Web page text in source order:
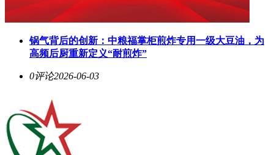
锅气背后的创新：中粮福掌柜煎炸专用一级大豆油，为
高频后厨重新定义“耐煎炸”
0评论2026-06-03